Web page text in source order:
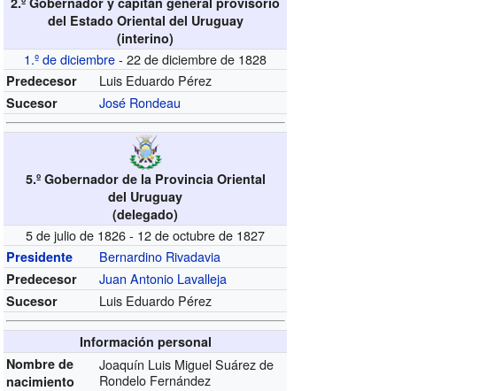
del Estado Oriental del Uruguay
(interino)
1.º de diciembre- 22 de diciembre de 1828
Predecesor Luis Eduardo Pérez
Sucesor José Rondeau
5.º Gobernador de la Provincia Oriental
del Uruguay
(delegado)
5 de julio de 1826 - 12 de octubre de 1827
Presidente Bernardino Rivadavia
Predecesor Juan Antonio Lavalleja
Sucesor Luis Eduardo Pérez
Información personal
Nombre de
nacimiento
Joaquín Luis Miguel Suárez de
Rondelo Fernández